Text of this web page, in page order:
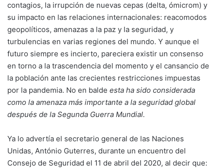
contagios, la irrupción de nuevas cepas (delta, ómicrom) y
su impacto en las relaciones internacionales: reacomodos
geopolíticos, amenazas a la paz y la seguridad, y
turbulencias en varias regiones del mundo. Y aunque el
futuro siempre es incierto, pareciera existir un consenso
en torno a la trascendencia del momento y el cansancio de
la población ante las crecientes restricciones impuestas
por la pandemia. No en balde esta ha sido considerada
como la amenaza más importante a la seguridad global
después de la Segunda Guerra Mundial.
Ya lo advertía el secretario general de las Naciones
Unidas, António Guterres, durante un encuentro del
Consejo de Seguridad el 11 de abril del 2020, al decir que: